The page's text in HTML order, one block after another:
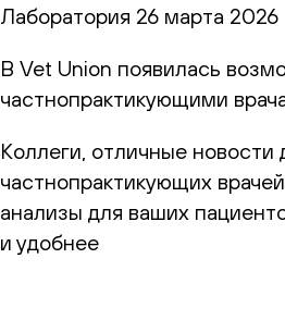
Лаборатория 26 марта 2026
В Vet Union появилась
частнопрактикующими
Коллеги, отличные новости
частнопрактикующих
анализы для ваших
и удобнее